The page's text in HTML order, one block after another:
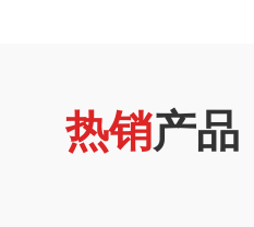
热销产品